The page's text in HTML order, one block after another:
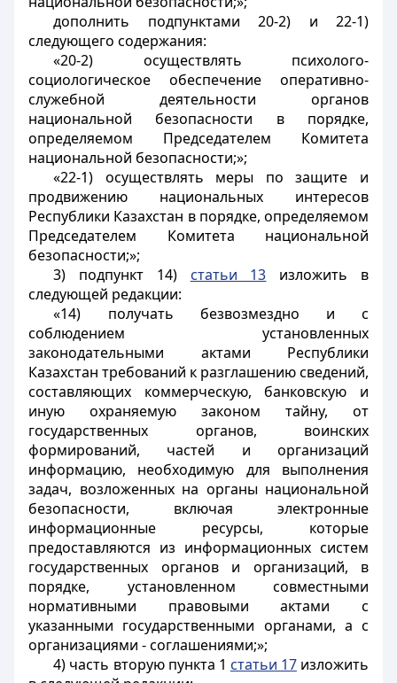
дополнить подпунктами 20-2) и 22-1)
следующего содержания:
«20-2) осуществлять психолого-
социологическое обеспечение оперативно-
служебной деятельности органов
национальной безопасности в порядке,
определяемом Председателем Комитета
национальной безопасности;»;
«22-1) осуществлять меры по защите и
продвижению национальных интересов
Республики Казахстан в порядке, определяемом
Председателем Комитета национальной
безопасности;»;
3) подпункт 14) статьи 13 изложить в
следующей редакции:
«14) получать безвозмездно и с
соблюдением установленных
законодательными актами Республики
Казахстан требований к разглашению сведений,
составляющих коммерческую, банковскую и
иную охраняемую законом тайну, от
государственных органов, воинских
формирований, частей и организаций
информацию, необходимую для выполнения
задач, возложенных на органы национальной
безопасности, включая электронные
информационные ресурсы, которые
предоставляются из информационных систем
государственных органов и организаций, в
порядке, установленном совместными
нормативными правовыми актами с
указанными государственными органами, а с
организациями - соглашениями;»;
4) часть вторую пункта 1 статьи 17изложить